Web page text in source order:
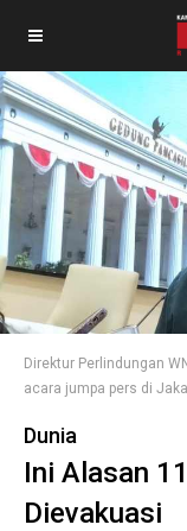
Direktur Perlindungan
acara jumpa pers di
Dunia
Ini Alasan
Dievakuasi